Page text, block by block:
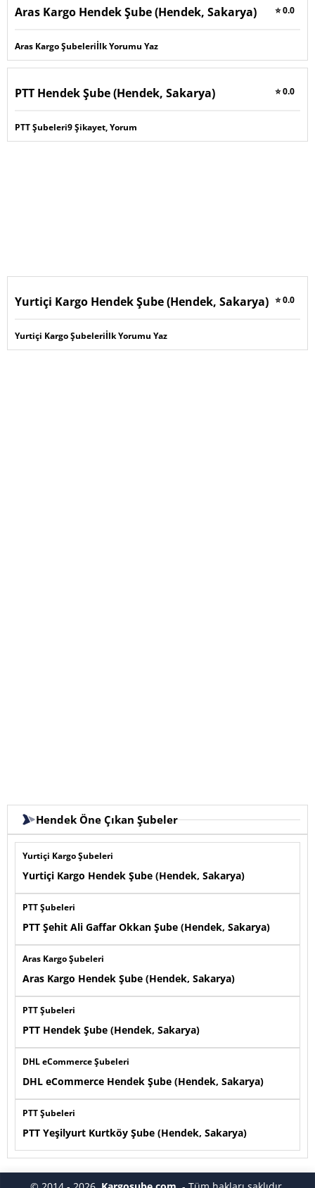
Aras Kargo Hendek Şube (Hendek, Sakarya) ⭐ 0.0
Aras Kargo Şubeleriİlk Yorumu Yaz
PTT Hendek Şube (Hendek, Sakarya) ⭐ 0.0
PTT Şubeleri9 Şikayet, Yorum
Yurtiçi Kargo Hendek Şube (Hendek, Sakarya) ⭐ 0.0
Yurtiçi Kargo Şubeleriİlk Yorumu Yaz
Hendek Öne Çıkan Şubeler
Yurtiçi Kargo Şubeleri
Yurtiçi Kargo Hendek Şube (Hendek, Sakarya)
PTT Şubeleri
PTT Şehit Ali Gaffar Okkan Şube (Hendek, Sakarya)
Aras Kargo Şubeleri
Aras Kargo Hendek Şube (Hendek, Sakarya)
PTT Şubeleri
PTT Hendek Şube (Hendek, Sakarya)
DHL eCommerce Şubeleri
DHL eCommerce Hendek Şube (Hendek, Sakarya)
PTT Şubeleri
PTT Yeşilyurt Kurtköy Şube (Hendek, Sakarya)